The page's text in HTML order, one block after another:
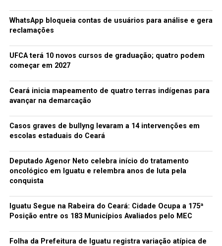
problemas até esta delegacia”, disse um dos inspetores
que realizaram a captura do gerente. O mandado de
detenção.
40 clientes tiveram suas contas fraudadas pelo gerente,
segundo as investigações realizadas pela Polícia Civil. A
Justiça decretou a prisão preventiva do bancário
Fonte: Diario do Nordeste
TÓPICOS RELACIONADOS: BANCO GERENTE GOLPE
A SEGUIR
Lançamento dos Jogos Abertos do Interior será nesta
quinta-feira (21)
NÃO PERCA
FAJI, parceiros e as ações previstas para o Cardoso II
WhatsApp bloqueia contas de usuários para análise e gera
reclamações
UFCA terá 10 novos cursos de graduação; quatro podem
começar em 2027
Ceará inicia mapeamento de quatro terras indígenas para
avançar na demarcação
Casos graves de bullyng levaram a 14 intervenções em
escolas estaduais do Ceará
Deputado Agenor Neto celebra início do tratamento
oncológico em Iguatu e relembra anos de luta pela
conquista
Iguatu Segue na Rabeira do Ceará: Cidade Ocupa a 175ª
Posição entre os 183 Municípios Avaliados pelo MEC
Folha da Prefeitura de Iguatu registra variação atípica de